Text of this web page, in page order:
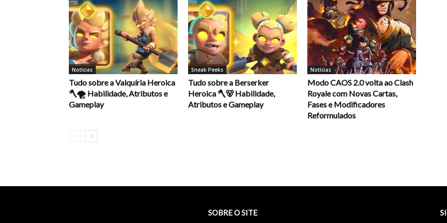
Notícias
Tudo sobre a Valquíria Heroica
🪓🌪️ Habilidade, Atributos e
Gameplay
Sneak Peeks
Tudo sobre a Berserker
Heroica 🪓🐻 Habilidade,
Atributos e Gameplay
Notícias
Modo CAOS 2.0 volta ao Clash
Royale com Novas Cartas,
Fases e Modificadores
Reformulados
SOBRE O SITE